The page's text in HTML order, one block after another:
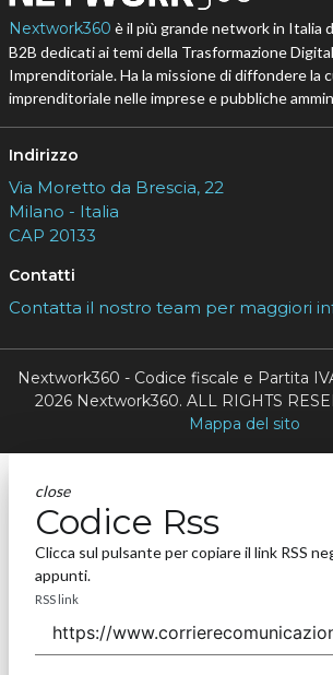
Nextwork360 è il più grande network in Italia
B2B dedicati ai temi della Trasformazione
Imprenditoriale. Ha la missione di diffondere la
imprenditoriale nelle imprese e pubbliche
Indirizzo
Via Moretto da Brescia, 22
Milano - Italia
CAP 20133
Contatti
Contatta il nostro team per maggiori
Nextwork360 - Codice fiscale e Partita
2026 Nextwork360. ALL RIGHTS
Mappa del sito
close
Codice Rss
Clicca sul pulsante per copiare il link RSS
appunti.
RSS link